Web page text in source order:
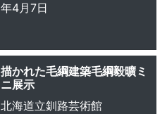
年4月7日
描かれた毛綱建築毛綱毅曠ミ
ニ展示
北海道立釧路芸術館